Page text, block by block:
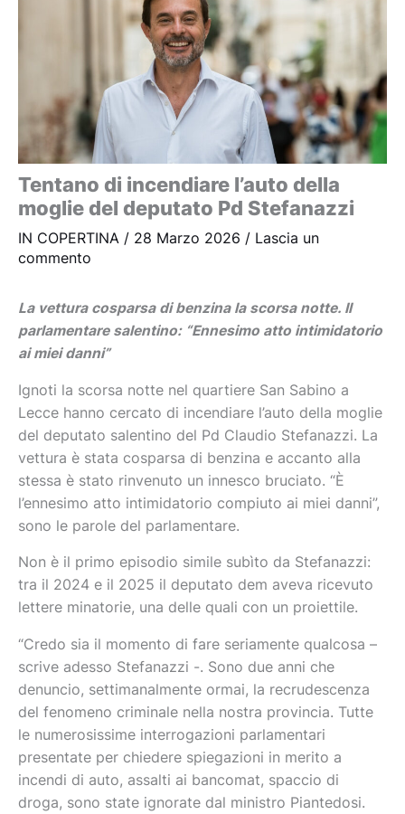
Tentano di incendiare l’auto della
moglie del deputato Pd Stefanazzi
IN COPERTINA / 28 Marzo 2026 / Lascia un
commento
La vettura cosparsa di benzina la scorsa notte. Il
parlamentare salentino: “Ennesimo atto intimidatorio
ai miei danni”
Ignoti la scorsa notte nel quartiere San Sabino a
Lecce hanno cercato di incendiare l’auto della moglie
del deputato salentino del Pd Claudio Stefanazzi. La
vettura è stata cosparsa di benzina e accanto alla
stessa è stato rinvenuto un innesco bruciato. “È
l’ennesimo atto intimidatorio compiuto ai miei danni”,
sono le parole del parlamentare.
Non è il primo episodio simile subìto da Stefanazzi:
tra il 2024 e il 2025 il deputato dem aveva ricevuto
lettere minatorie, una delle quali con un proiettile.
“Credo sia il momento di fare seriamente qualcosa –
scrive adesso Stefanazzi -. Sono due anni che
denuncio, settimanalmente ormai, la recrudescenza
del fenomeno criminale nella nostra provincia. Tutte
le numerosissime interrogazioni parlamentari
presentate per chiedere spiegazioni in merito a
incendi di auto, assalti ai bancomat, spaccio di
droga, sono state ignorate dal ministro Piantedosi.